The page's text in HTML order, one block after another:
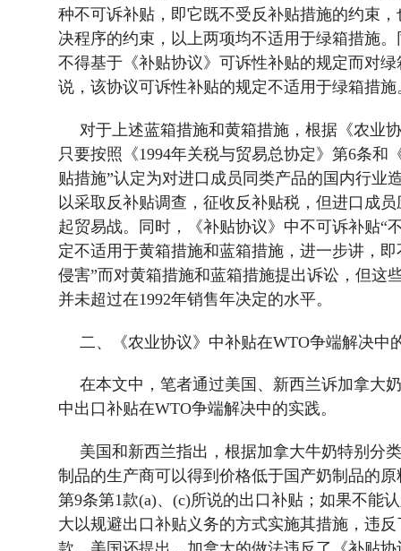
种不可诉补贴，即它既不受反补贴措施的约束
决程序的约束，以上两项均不适用于绿箱措施
不得基于《补贴协议》可诉性补贴的规定而对
说，该协议可诉性补贴的规定不适用于绿箱措施
对于上述蓝箱措施和黄箱措施，根据《农业
只要按照《1994年关税与贸易总协定》第6条和
贴措施”认定为对进口成员同类产品的国内行业
以采取反补贴调查，征收反补贴税，但进口成
起贸易战。同时，《补贴协议》中不可诉补贴“
定不适用于黄箱措施和蓝箱措施，进一步讲，
侵害”而对黄箱措施和蓝箱措施提出诉讼，但这
并未超过在1992年销售年决定的水平。
二、《农业协议》中补贴在WTO争端解决中
在本文中，笔者通过美国、新西兰诉加拿大
中出口补贴在WTO争端解决中的实践。
美国和新西兰指出，根据加拿大牛奶特别分
制品的生产商可以得到价格低于国产奶制品的
第9条第1款(a)、 (c)所说的出口补贴；如果不能
大以规避出口补贴义务的方式实施其措施，违